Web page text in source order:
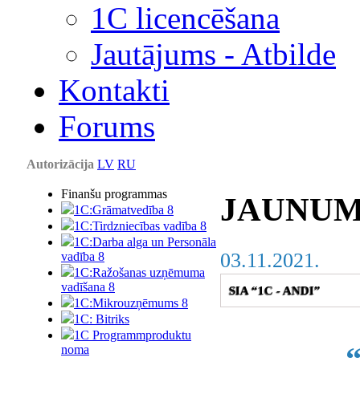
1С licencēšana
Jautājums - Atbilde
Kontakti
Forums
Autorizācija LV RU
Finanšu programmas
1C:Grāmatvedība 8
1C:Tirdzniecības vadība 8
1C:Darba alga un Personāla
vadība 8
1C:Ražošanas uzņēmuma
vadīšana 8
1С:Мikrouzņēmums 8
1C: Bitriks
1C Programmproduktu
noma
03.11.2021.
SIA “1C - ANDI”